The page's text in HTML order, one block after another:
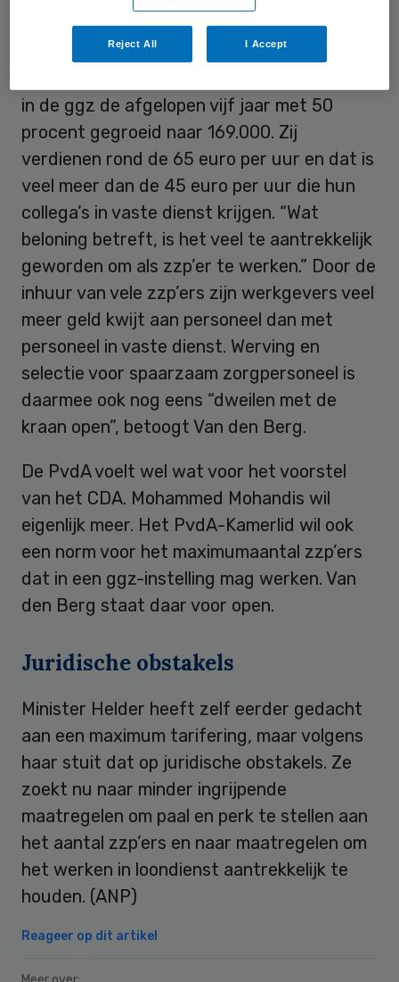
Dweilen met de kraan open
in de ggz de afgelopen vijf jaar met 50
procent gegroeid naar 169.000. Zij
verdienen rond de 65 euro per uur en dat is
veel meer dan de 45 euro per uur die hun
collega’s in vaste dienst krijgen. “Wat
beloning betreft, is het veel te aantrekkelijk
geworden om als zzp’er te werken.” Door de
inhuur van vele zzp’ers zijn werkgevers veel
meer geld kwijt aan personeel dan met
personeel in vaste dienst. Werving en
selectie voor spaarzaam zorgpersoneel is
daarmee ook nog eens “dweilen met de
kraan open”, betoogt Van den Berg.
De PvdA voelt wel wat voor het voorstel
van het CDA. Mohammed Mohandis wil
eigenlijk meer. Het PvdA-Kamerlid wil ook
een norm voor het maximumaantal zzp’ers
dat in een ggz-instelling mag werken. Van
den Berg staat daar voor open.
Juridische obstakels
Minister Helder heeft zelf eerder gedacht
aan een maximum tarifering, maar volgens
haar stuit dat op juridische obstakels. Ze
zoekt nu naar minder ingrijpende
maatregelen om paal en perk te stellen aan
het aantal zzp’ers en naar maatregelen om
het werken in loondienst aantrekkelijk te
houden. (ANP)
Reageer op dit artikel
Reject All I Accept